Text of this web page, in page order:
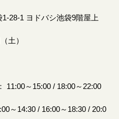
28-1 ヨドバシ池袋9階屋上
土）
11:00～15:00 / 18:00～22:00
～14:30 / 16:00～18:30 / 20:0